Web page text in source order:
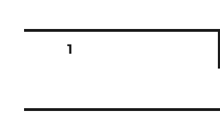
Pagination
publications
PAGE1